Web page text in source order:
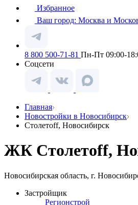
Избранное
Ваш город: Москва и
8 800 500-71-81 Пн-Пт 09:00-
Соцсети
Главная
Новостройки в Новосибирск
Столетоff, Новосибирск
ЖК Столетоff,
Новосибирская область, г.
Застройщик
Регионстрой